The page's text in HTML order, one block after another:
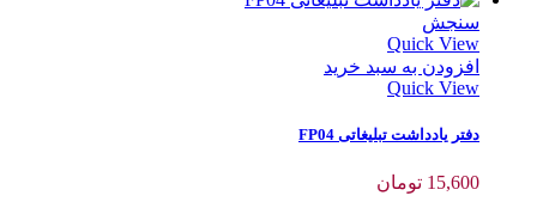
سنجش
Quick View
افزودن به سبد خرید
Quick View
دفتر یادداشت تبلیغاتی FP04
15,600 تومان